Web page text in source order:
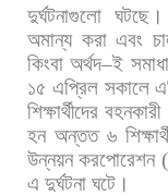
দুর্ঘটনাগুলো ঘটছে।
অমান্য করা এবং
কিংবা অর্থদ–ই
১৫ এপ্রিল সকালে
শিক্ষার্থীদের বহনকারী
হন অন্তত ৬
উন্নয়ন করপোরেশন(
এ দুর্ঘটনা ঘটে।